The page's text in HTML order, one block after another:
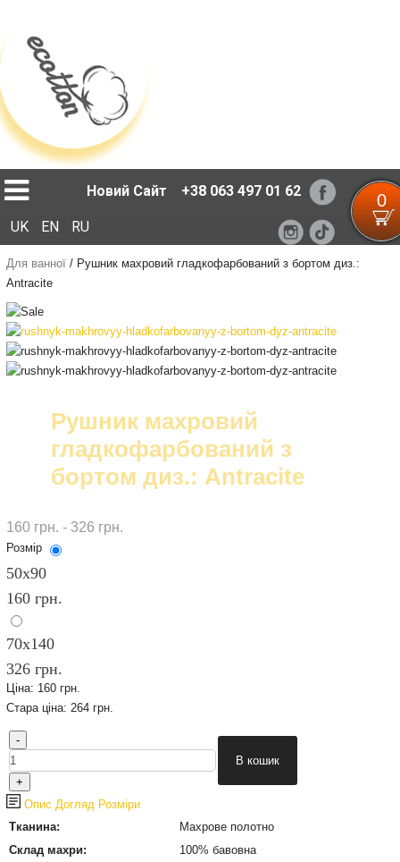
Новий Сайт +38 063 497 01 62 0
UK EN RU
Для ванної/ Рушник махровий гладкофарбований з бортом диз.:
Antracite
Рушник махровий
гладкофарбований з
бортом диз.: Antracite
160 грн. - 326 грн.
Розмір
50х90
160 грн.
70х140
326 грн.
Ціна: 160 грн.
Стара ціна: 264 грн.
Опис Догляд Розміри
Тканина:
Махрове полотно
Склад махри:
100% бавовна